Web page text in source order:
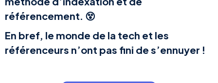
référencement. 😵
En bref, le monde de la tech et les
référenceurs n’ont pas fini de s’ennuyer !